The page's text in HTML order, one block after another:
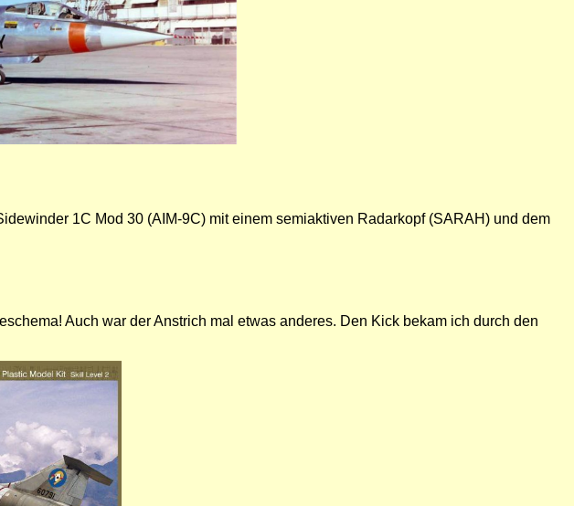
1C Mod 30 (AIM-9C) mit einem semiaktiven Radarkopf (SARAH) und dem
Auch war der Anstrich mal etwas anderes. Den Kick bekam ich durch den